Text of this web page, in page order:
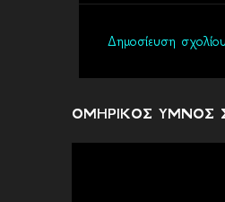
ό
Δημοσίευση
ΟΜΗΡΙΚΟΣ ΥΜΝΟΣ